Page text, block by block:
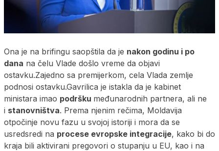
Ona je na brifingu saopštila da je nakon godinu i po
dana na čelu Vlade došlo vreme da objavi
ostavku.Zajedno sa premijerkom, cela Vlada zemlje
podnosi ostavku.Gavrilica je istakla da je kabinet
ministara imao podršku međunarodnih partnera, ali ne
i stanovništva. Prema njenim rečima, Moldavija
otpočinje novu fazu u svojoj istoriji i mora da se
usredsredi na procese evropske integracije, kako bi do
kraja bili aktivirani pregovori o stupanju u EU, kao i na